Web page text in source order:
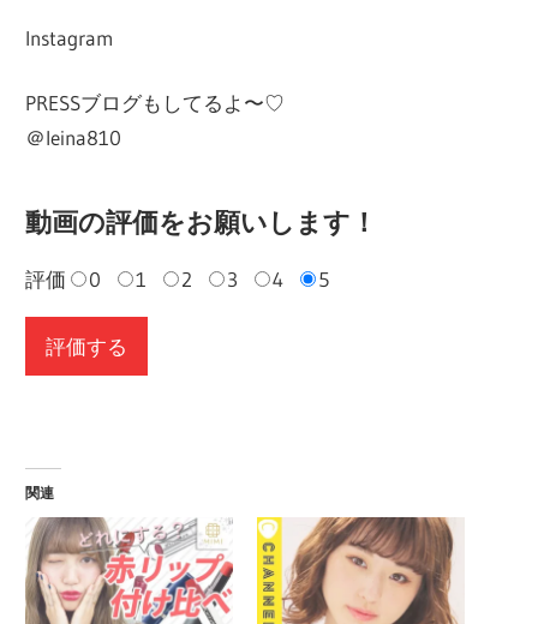
Instagram
PRESSブログもしてるよ〜♡
＠leina810
動画の評価をお願いします！
評価 0 1 2 3 4 5
関連